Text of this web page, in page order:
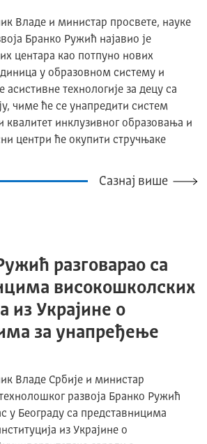
Владе и министар просвете, науке
Бранко Ружић најавио је
центара као потпуно нових
у образовном систему и
асистивне технологије за децу са
чиме ће се унапредити систем
квалитет инклузивног образовања и
центри ће окупити стручњаке
Сазнај више
разговарао са
високошколских
из Украјине о
за унапређење
Владе Србије и министар
развоја Бранко Ружић
у Београду са представницима
из Украјине о